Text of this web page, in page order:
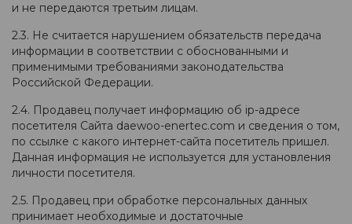
и не передаются третьим лицам.
2.3. Не считается нарушением обязательств передача
информации в соответствии с обоснованными и
применимыми требованиями законодательства
Российской Федерации.
2.4. Продавец получает информацию об ip-адресе
посетителя Сайта daewoo-enertec.com и сведения о том,
по ссылке с какого интернет-сайта посетитель пришел.
Данная информация не используется для установления
личности посетителя.
2.5. Продавец при обработке персональных данных
принимает необходимые и достаточные